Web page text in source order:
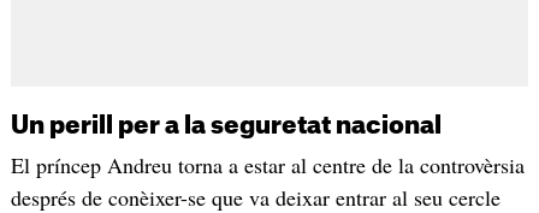
Un perill per a la seguretat nacional
El príncep Andreu torna a estar al centre de la controvèrsia
després de conèixer-se que va deixar entrar al seu cercle